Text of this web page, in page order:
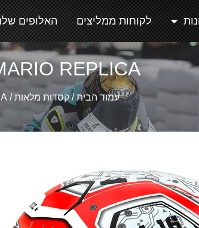
לקוחות ממליצים האלופים
REPLICA
עמוד הבית/קסדות מלאות/